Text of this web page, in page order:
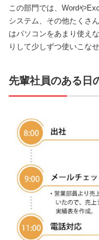
この部門では、Wordや
システム、その他たくさ
はパソコンをあまり使え
りして少しずつ使いこな
先輩社員のある日